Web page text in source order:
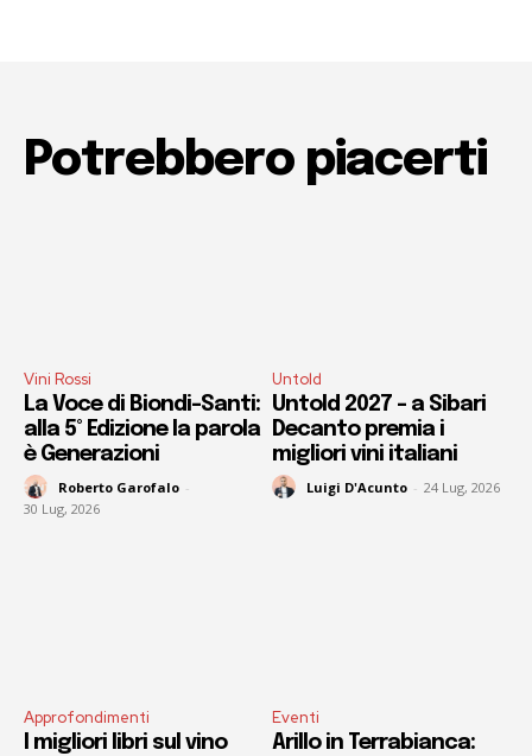
Potrebbero piacerti
Vini Rossi
La Voce di Biondi-Santi:
alla 5° Edizione la parola
è Generazioni
Roberto Garofalo -
30 Lug, 2026
Untold
Untold 2027 – a Sibari
Decanto premia i
migliori vini italiani
Luigi D'Acunto - 24 Lug, 2026
Approfondimenti
I migliori libri sul vino
Eventi
Arillo in Terrabianca: